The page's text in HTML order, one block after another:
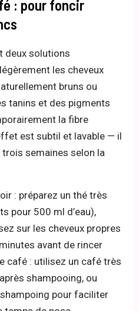
: pour foncir
deux solutions
les cheveux
bruns ou
tanins et des pigments
la fibre
est subtil et lavable — il
semaines selon la
: préparez un thé très
pour 500 ml d’eau),
sur les cheveux propres
avant de rincer
café : utilisez un café très
shampooing, ou
pour faciliter